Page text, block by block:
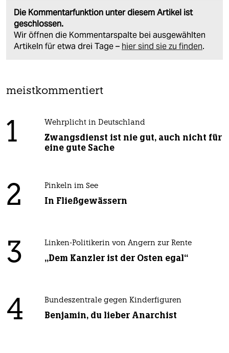
Die Kommentarfunktion unter diesem Artikel ist
geschlossen.
Wir öffnen die Kommentarspalte bei ausgewählten
Artikeln für etwa drei Tage – hier sind sie zu finden.
meistkommentiert
1 Wehrplicht in Deutschland
Zwangsdienst ist nie gut, auch nicht für
eine gute Sache
2 Pinkeln im See
In Fließgewässern
3 Linken-Politikerin von Angern zur Rente
„Dem Kanzler ist der Osten egal“
4 Bundeszentrale gegen Kinderfiguren
Benjamin, du lieber Anarchist